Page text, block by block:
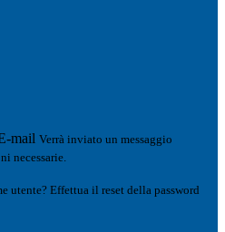
mail Verrà inviato un messaggio
necessarie.
utente? Effettua il reset della password